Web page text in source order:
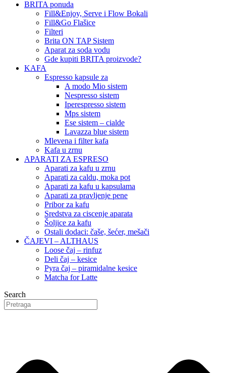
BRITA ponuda
Fill&Enjoy, Serve i Flow Bokali
Fill&Go Flašice
Filteri
Brita ON TAP Sistem
Aparat za soda vodu
Gde kupiti BRITA proizvode?
KAFA
Espresso kapsule za
A modo Mio sistem
Nespresso sistem
Iperespresso sistem
Mps sistem
Ese sistem – cialde
Lavazza blue sistem
Mlevena i filter kafa
Kafa u zrnu
APARATI ZA ESPRESO
Aparati za kafu u zrnu
Aparati za caldu, moka pot
Aparati za kafu u kapsulama
Aparati za pravljenje pene
Pribor za kafu
Sredstva za ciscenje aparata
Šoljice za kafu
Ostali dodaci: čaše, šećer, mešači
ČAJEVI – ALTHAUS
Loose čaj – rinfuz
Deli čaj – kesice
Pyra čaj – piramidalne kesice
Matcha for Latte
Search